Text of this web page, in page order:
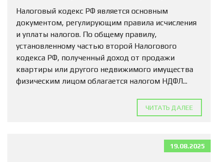
Налоговый кодекс РФ является основным
документом, регулирующим правила исчисления
и уплаты налогов. По общему правилу,
установленному частью второй Налогового
кодекса РФ, полученный доход от продажи
квартиры или другого недвижимого имущества
физическим лицом облагается налогом НДФЛ...
ЧИТАТЬ ДАЛЕЕ
19.08.2025